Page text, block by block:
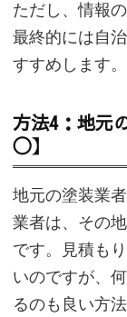
ただし、情報
最終的には自
すすめします。
方法4：地元
〇】
地元の塗装業
業者は、その
です。見積も
いのですが、
るのも良い方法